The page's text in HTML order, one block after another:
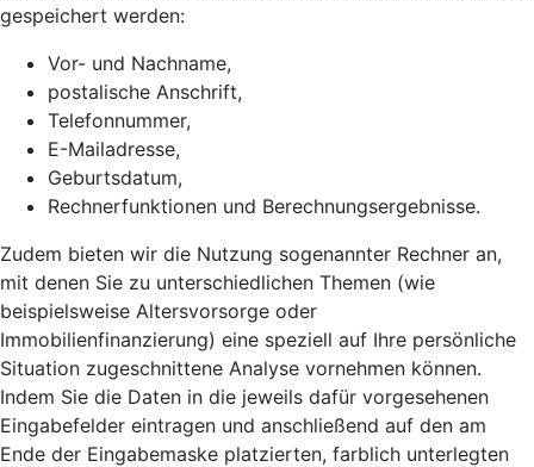
gespeichert werden:
Vor- und Nachname,
postalische Anschrift,
Telefonnummer,
E-Mailadresse,
Geburtsdatum,
Rechnerfunktionen und Berechnungsergebnisse.
Zudem bieten wir die Nutzung sogenannter Rechner an,
mit denen Sie zu unterschiedlichen Themen (wie
beispielsweise Altersvorsorge oder
Immobilienfinanzierung) eine speziell auf Ihre persönliche
Situation zugeschnittene Analyse vornehmen können.
Indem Sie die Daten in die jeweils dafür vorgesehenen
Eingabefelder eintragen und anschließend auf den am
Ende der Eingabemaske platzierten, farblich unterlegten